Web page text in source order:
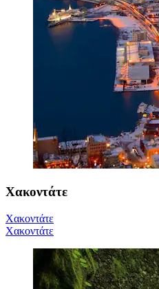
Χακοντάτε
Χακοντάτε
Χακοντάτε